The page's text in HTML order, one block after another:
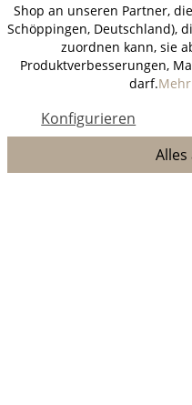
Shop an unseren Partner,
Schöppingen, Deutschland),
zuordnen kann, sie
Produktverbesserungen,
darf.
Konfigurieren